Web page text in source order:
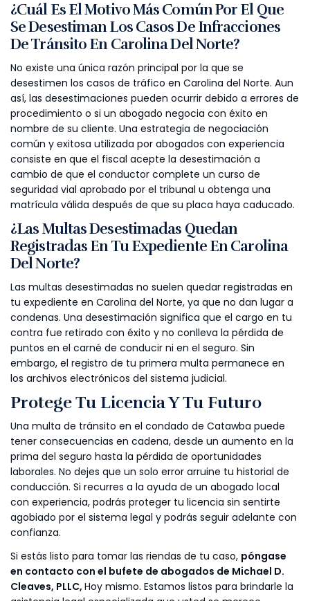
¿Cuál Es El Motivo Más Común Por El Que
Se Desestiman Los Casos De Infracciones
De Tránsito En Carolina Del Norte?
No existe una única razón principal por la que se
desestimen los casos de tráfico en Carolina del Norte. Aun
así, las desestimaciones pueden ocurrir debido a errores de
procedimiento o si un abogado negocia con éxito en
nombre de su cliente. Una estrategia de negociación
común y exitosa utilizada por abogados con experiencia
consiste en que el fiscal acepte la desestimación a
cambio de que el conductor complete un curso de
seguridad vial aprobado por el tribunal u obtenga una
matrícula válida después de que su placa haya caducado.
¿Las Multas Desestimadas Quedan
Registradas En Tu Expediente En Carolina
Del Norte?
Las multas desestimadas no suelen quedar registradas en
tu expediente en Carolina del Norte, ya que no dan lugar a
condenas. Una desestimación significa que el cargo en tu
contra fue retirado con éxito y no conlleva la pérdida de
puntos en el carné de conducir ni en el seguro. Sin
embargo, el registro de tu primera multa permanece en
los archivos electrónicos del sistema judicial.
Protege Tu Licencia Y Tu Futuro
Una multa de tránsito en el condado de Catawba puede
tener consecuencias en cadena, desde un aumento en la
prima del seguro hasta la pérdida de oportunidades
laborales. No dejes que un solo error arruine tu historial de
conducción. Si recurres a la ayuda de un abogado local
con experiencia, podrás proteger tu licencia sin sentirte
agobiado por el sistema legal y podrás seguir adelante con
confianza.
Si estás listo para tomar las riendas de tu caso, póngase
en contacto con el bufete de abogados de Michael D.
Cleaves, PLLC, Hoy mismo. Estamos listos para brindarle la